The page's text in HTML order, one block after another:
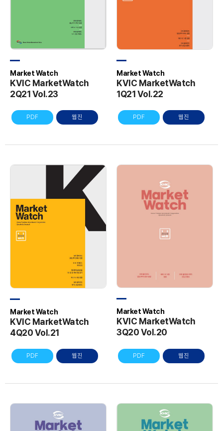
Market Watch
KVIC MarketWatch
2Q21 Vol.23
PDF 웹진
Market Watch
KVIC MarketWatch
1Q21 Vol.22
PDF 웹진
Market Watch
KVIC MarketWatch
4Q20 Vol.21
PDF 웹진
Market Watch
KVIC MarketWatch
3Q20 Vol.20
PDF 웹진